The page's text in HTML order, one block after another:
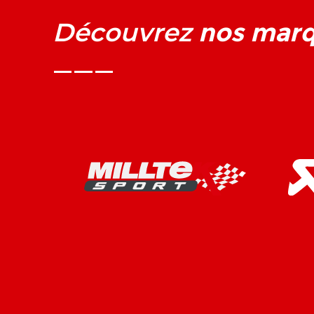
Découvrez nos